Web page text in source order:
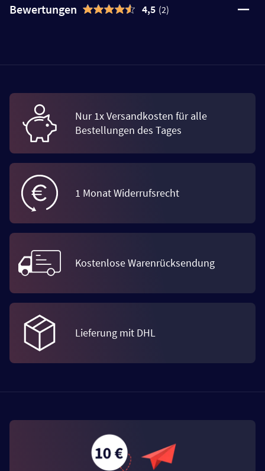
Bewertungen 4,5 (2)
Nur 1x Versandkosten für alle
Bestellungen des Tages
1 Monat Widerrufsrecht
Kostenlose Warenrücksendung
Lieferung mit DHL